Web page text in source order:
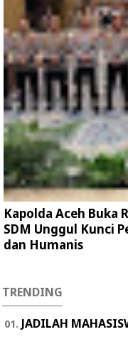
Kapolda Aceh Buka
SDM Unggul Kunci
dan Humanis
TRENDING
JADILAH